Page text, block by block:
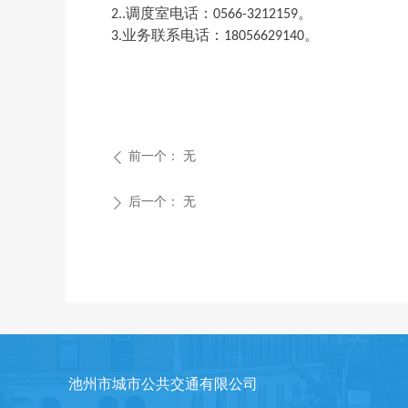
2..调度室电话 ： 0566-3212159。
3.业务联系电话 ： 18056629140。
ꄴ 前一个： 无
ꄲ 后一个： 无
池州市城市公共交通有限公司